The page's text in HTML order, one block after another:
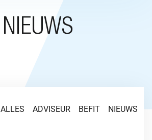
NIEUWS
ALLES ADVISEUR BEFIT NIEUWS